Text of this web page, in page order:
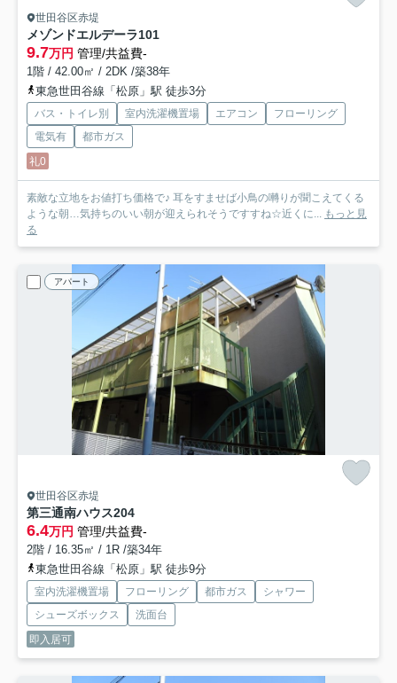
世田谷区赤堤
メゾンドエルデーラ101
9.7万円 管理/共益費-
1階 / 42.00㎡ / 2DK /築38年
東急世田谷線「松原」駅 徒歩3分
バス・トイレ別 室内洗濯機置場 エアコン
フローリング
電気有
都市ガス
礼0
素敵な立地をお値打ち価格で♪ 耳をすませば小鳥の囀りが聞こえてくる
ような朝…気持ちのいい朝が迎えられそうですすね☆近くに... もっと見
る
アパート
世田谷区赤堤
第三通南ハウス204
6.4万円 管理/共益費-
2階 / 16.35㎡ / 1R /築34年
東急世田谷線「松原」駅 徒歩9分
室内洗濯機置場 フローリング 都市ガス
シャワー
シューズボックス
洗面台
即入居可